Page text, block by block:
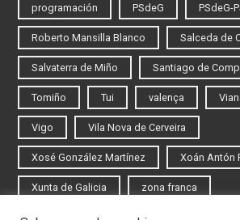
programación PSdeG PSdeG-
Roberto Mansilla Blanco Salceda de
Salvaterra de Miño Santiago de
Tomiño Tui valença
Vigo Vila Nova de Cerveira
Xosé González Martínez Xoán Antón
Xunta de Galicia zona franca